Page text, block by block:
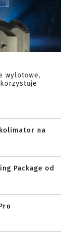
wylotowe,
na
Package od